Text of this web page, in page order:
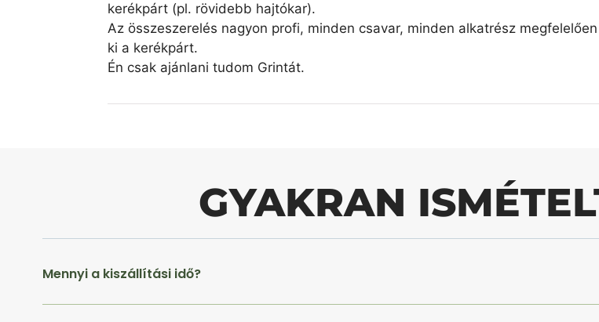
kerékpárt (pl. rövidebb hajtókar).
Az összeszerelés nagyon profi, minden csavar, minden alkatrész
ki a kerékpárt.
Én csak ajánlani tudom Grintát.
GYAKRAN
Mennyi a kiszállítási idő?